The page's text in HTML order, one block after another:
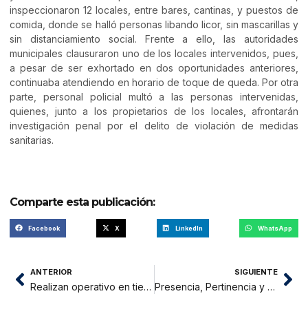
inspeccionaron 12 locales, entre bares, cantinas, y puestos de
comida, donde se halló personas libando licor, sin mascarillas y
sin distanciamiento social. Frente a ello, las autoridades
municipales clausuraron uno de los locales intervenidos, pues,
a pesar de ser exhortado en dos oportunidades anteriores,
continuaba atendiendo en horario de toque de queda. Por otra
parte, personal policial multó a las personas intervenidas,
quienes, junto a los propietarios de los locales, afrontarán
investigación penal por el delito de violación de medidas
sanitarias.
Comparte esta publicación:
Facebook X LinkedIn WhatsApp
ANTERIOR
Realizan operativo en tiendas de abarrotes para prevenir delitos contra la salud pública
SIGUIENTE
Presencia, Pertinencia y Perennidad del Discipulado